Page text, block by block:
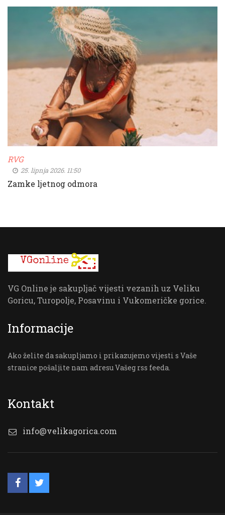
RVG
25. lipnja 2026. 11:50
Zamke ljetnog odmora
VG Online je sakupljač vijesti vezanih uz Veliku
Goricu, Turopolje, Posavinu i Vukomeričke gorice.
Informacije
Ako želite da sakupljamo i prikazujemo vijesti s Vaše
stranice pošaljite nam adresu Vašeg rss feeda.
Kontakt
info@velikagorica.com